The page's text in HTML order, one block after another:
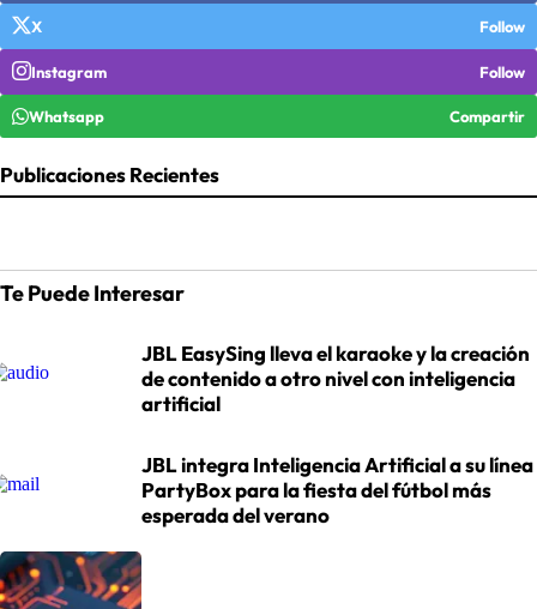
X Follow
Instagram Follow
Whatsapp Compartir
Publicaciones Recientes
Te Puede Interesar
JBL EasySing lleva el karaoke y la creación
de contenido a otro nivel con inteligencia
artificial
JBL integra Inteligencia Artificial a su línea
PartyBox para la fiesta del fútbol más
esperada del verano